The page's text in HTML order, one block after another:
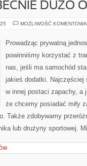
DUŻO
MOŻLIWOŚĆ
Prowadząc prywatną
powinniśmy korzystać z
nas, jeśli ma samochód
jakieś dodatki. Najczęściej
w innej postaci zapachy, a
że chcemy posiadać miły
Także zdobywamy
lub drużyny sportowej.